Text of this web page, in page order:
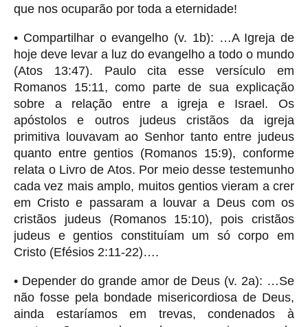
que nos ocuparão por toda a eternidade!
• Compartilhar o evangelho (v. 1b): …A Igreja de
hoje deve levar a luz do evangelho a todo o mundo
(Atos 13:47). Paulo cita esse versículo em
Romanos 15:11, como parte de sua explicação
sobre a relação entre a igreja e Israel. Os
apóstolos e outros judeus cristãos da igreja
primitiva louvavam ao Senhor tanto entre judeus
quanto entre gentios (Romanos 15:9), conforme
relata o Livro de Atos. Por meio desse testemunho
cada vez mais amplo, muitos gentios vieram a crer
em Cristo e passaram a louvar a Deus com os
cristãos judeus (Romanos 15:10), pois cristãos
judeus e gentios constituíam um só corpo em
Cristo (Efésios 2:11-22)….
• Depender do grande amor de Deus (v. 2a): …Se
não fosse pela bondade misericordiosa de Deus,
ainda estaríamos em trevas, condenados à